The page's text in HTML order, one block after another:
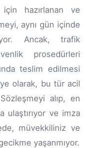
hazırlanan ve
aynı gün içinde
Ancak, trafik
prosedürleri
teslim edilmesi
olarak, bu tür acil
alıp, en
ulaştırıyor ve imza
müvekkiliniz ve
yaşanmıyor.